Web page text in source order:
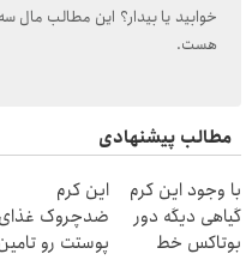
خوابید یا بیدار؟ این مطالب مال
هست.
مطالب پیشنهادی
با وجود این کرم
گیاهی دیگه دور
بوتاکس خط
این کرم
ضدچروک غذای
پوستت رو